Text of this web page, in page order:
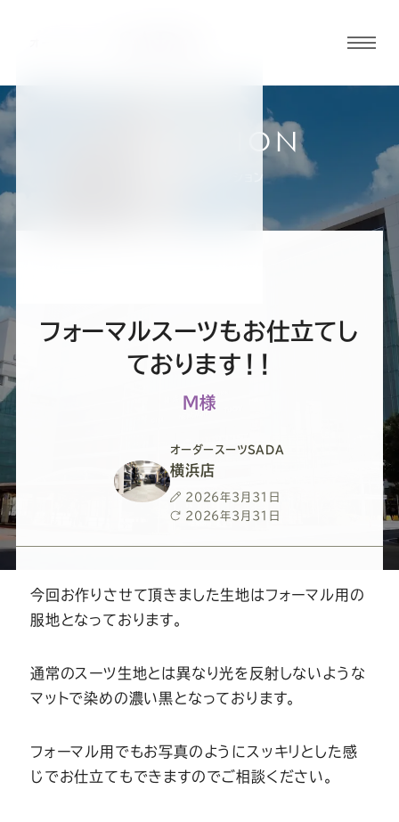
タン
ツ
SADA
公
式
ダ
ス
ー
ツ
SADA
公
式
ダ
ス
ー
ツ
SADA
公
式
ダ
ー
ス
ー
ツ
SADA
公
式
ダ
ス
ー
ツ
SADA
公
式
COLLECTION
お客様スーツコレクション
フォーマルスーツもお仕立てし
ております！！
Ｍ様
オーダースーツSADA
横浜店
投
稿
2026年3月31日
最
日
2026年3月31日
今回お作りさせて頂きました生地はフォーマル用の
服地となっております。
通常のスーツ生地とは異なり光を反射しないような
マットで染めの濃い黒となっております。
フォーマル用でもお写真のようにスッキリとした感
じでお仕立てもできますのでご相談ください。